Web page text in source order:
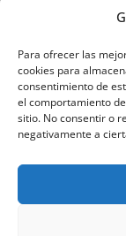
Para ofrecer las
cookies para
consentimiento de
el comportamiento
sitio. No consentir o
negativamente a
avanzada para
El propulsor
satélites
SpaceX bate su
Falcon 9 en 2024